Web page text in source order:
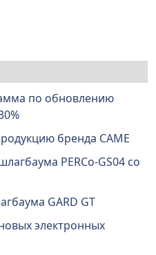
по обновлению
бренда CAME
PERCo-GS04 со
GARD GT
электронных